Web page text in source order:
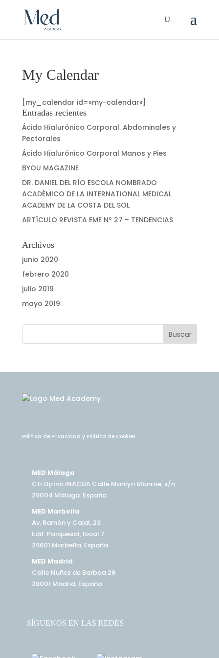
My Calendar
[my_calendar id=»my-calendar»]
Entradas recientes
Ácido Hialurónico Corporal. Abdominales y
Pectorales
Ácido Hialurónico Corporal Manos y Pies
BYOU MAGAZINE
DR. DANIEL DEL RÍO ESCOLA NOMBRADO
ACADÉMICO DE LA INTERNATIONAL MEDICAL
ACADEMY DE LA COSTA DEL SOL
ARTÍCULO REVISTA EME Nº 27 – TENDENCIAS
Archivos
junio 2020
febrero 2020
julio 2019
mayo 2019
Política de Privacidad y Política de Cookies
MED Málaga
Ctr.Dptvo INACUA Calle Marilyn Monroe, s/n
29004 Málaga. España
MED Marbella
Av. Ramón y Cajal, 23
Edif. Parquesol, local 7
29601 Marbella, España
MED Madrid
Calle Nuñez de Barboa 29
28001 Madrid, España
SÍGUENOS EN LAS REDES